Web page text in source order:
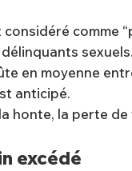
comme
sexuels.
en moyenne
anticipé.
honte, la perte
excédé